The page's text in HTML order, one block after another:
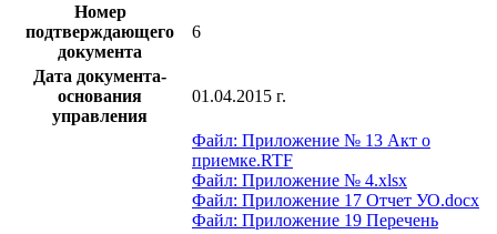
Номер
подтверждающего
документа
6
Дата документа-
основания
управления
01.04.2015 г.
Файл: Приложение № 13 Акт о
приемке.RTF
Файл: Приложение № 4.xlsx
Файл: Приложение 17 Отчет УО.docx
Файл: Приложение 19 Перечень